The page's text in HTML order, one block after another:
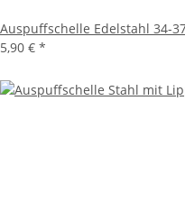
Auspuffschelle Edelstahl 34-
5,90 € *